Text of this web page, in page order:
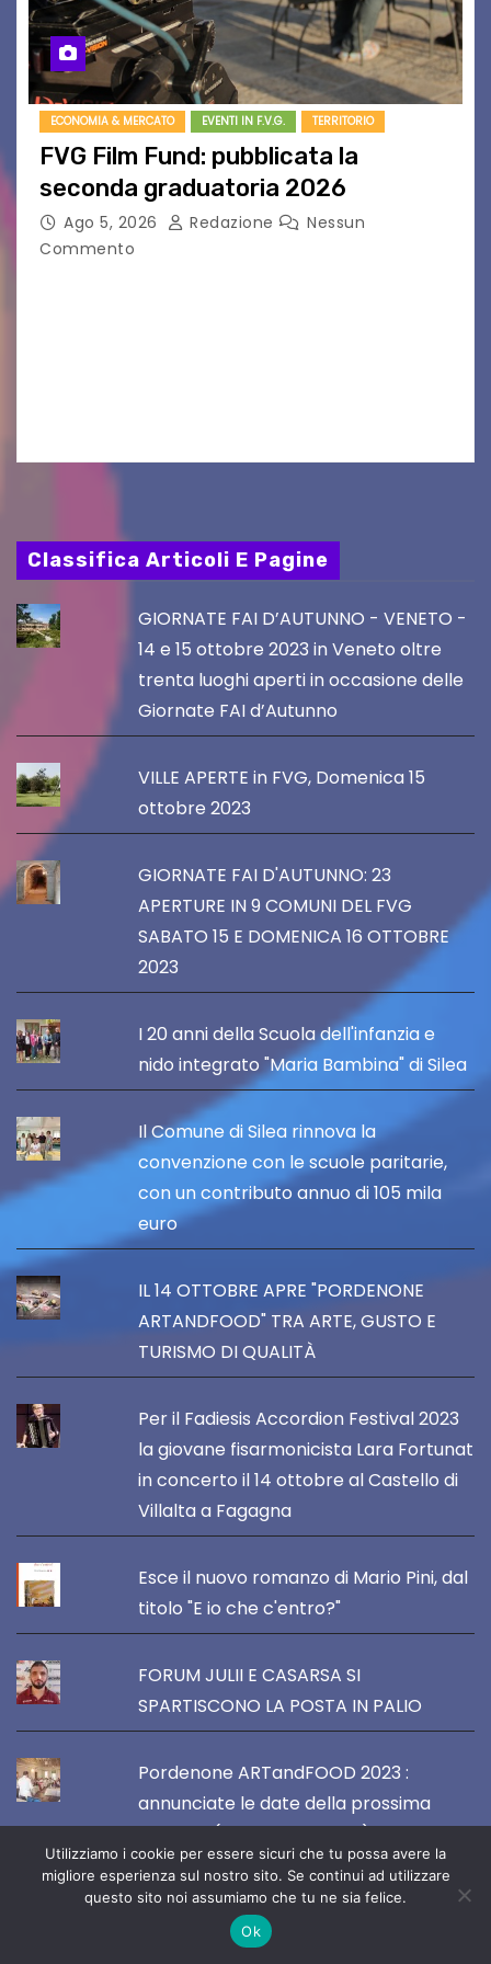
ECONOMIA & MERCATO EVENTI IN F.V.G. TERRITORIO
FVG Film Fund: pubblicata la
seconda graduatoria 2026
Ago 5, 2026 Redazione
Nessun
Commento
Classifica Articoli E Pagine
GIORNATE FAI D’AUTUNNO - VENETO -
14 e 15 ottobre 2023 in Veneto oltre
trenta luoghi aperti in occasione delle
Giornate FAI d’Autunno
VILLE APERTE in FVG, Domenica 15
ottobre 2023
GIORNATE FAI D'AUTUNNO: 23
APERTURE IN 9 COMUNI DEL FVG
SABATO 15 E DOMENICA 16 OTTOBRE
2023
I 20 anni della Scuola dell'infanzia e
nido integrato "Maria Bambina" di Silea
Il Comune di Silea rinnova la
convenzione con le scuole paritarie,
con un contributo annuo di 105 mila
euro
IL 14 OTTOBRE APRE "PORDENONE
ARTANDFOOD" TRA ARTE, GUSTO E
TURISMO DI QUALITÀ
Per il Fadiesis Accordion Festival 2023
la giovane fisarmonicista Lara Fortunat
in concerto il 14 ottobre al Castello di
Villalta a Fagagna
Esce il nuovo romanzo di Mario Pini, dal
titolo "E io che c'entro?"
FORUM JULII E CASARSA SI
SPARTISCONO LA POSTA IN PALIO
Pordenone ARTandFOOD 2023 :
annunciate le date della prossima
edizione (13-14-15 ottobre)
VOCE DEL NORDEST
Utilizziamo i cookie per essere sicuri che tu possa avere la
migliore esperienza sul nostro sito. Se continui ad utilizzare
questo sito noi assumiamo che tu ne sia felice.
Ok